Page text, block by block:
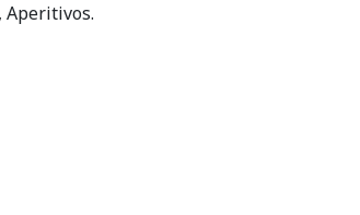
Aperitivos.